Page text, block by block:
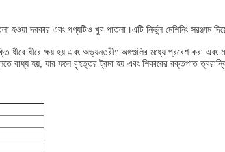
দরকার এবং পণ্যটিও খুব পাতলা।এটি নির্ভুল মেশিনিং সরঞ্জাম
ধীরে ধীরে ক্ষয় হয় এবং অভ্যন্তরীণ অঙ্গগুলির মধ্যে প্রবেশ করা এবং
বাধ্য হয়, যার ফলে বৃহত্তর ট্রমা হয় এবং শিকারের রক্তপাত